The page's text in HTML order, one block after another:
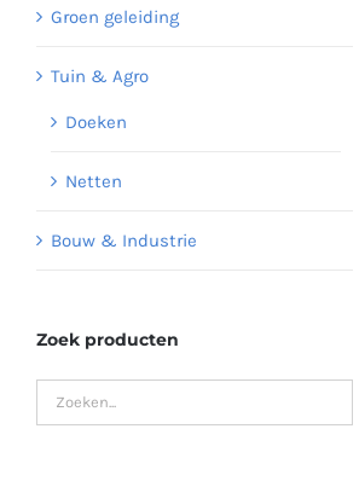
Groen geleiding
Tuin & Agro
Doeken
Netten
Bouw & Industrie
Zoek producten